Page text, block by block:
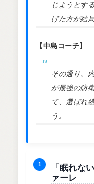
じようとす
げた方が結
【中島コーチ】
その通り。
が最強の防
て、選ばれ
う。
1
「眠れな
ァーレ